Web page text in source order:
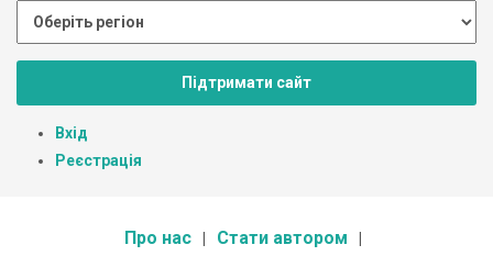
Підтримати сайт
Вхід
Реєстрація
Про нас Стати автором